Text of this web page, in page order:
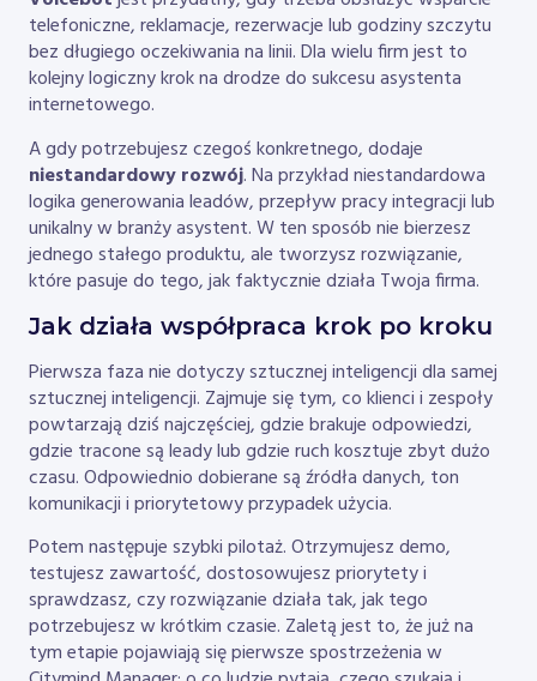
telefoniczne, reklamacje, rezerwacje lub godziny szczytu
bez długiego oczekiwania na linii. Dla wielu firm jest to
kolejny logiczny krok na drodze do sukcesu asystenta
internetowego.
A gdy potrzebujesz czegoś konkretnego, dodaje
niestandardowy rozwój. Na przykład niestandardowa
logika generowania leadów, przepływ pracy integracji lub
unikalny w branży asystent. W ten sposób nie bierzesz
jednego stałego produktu, ale tworzysz rozwiązanie,
które pasuje do tego, jak faktycznie działa Twoja firma.
Jak działa współpraca krok po kroku
Pierwsza faza nie dotyczy sztucznej inteligencji dla samej
sztucznej inteligencji. Zajmuje się tym, co klienci i zespoły
powtarzają dziś najczęściej, gdzie brakuje odpowiedzi,
gdzie tracone są leady lub gdzie ruch kosztuje zbyt dużo
czasu. Odpowiednio dobierane są źródła danych, ton
komunikacji i priorytetowy przypadek użycia.
Potem następuje szybki pilotaż. Otrzymujesz demo,
testujesz zawartość, dostosowujesz priorytety i
sprawdzasz, czy rozwiązanie działa tak, jak tego
potrzebujesz w krótkim czasie. Zaletą jest to, że już na
tym etapie pojawiają się pierwsze spostrzeżenia w